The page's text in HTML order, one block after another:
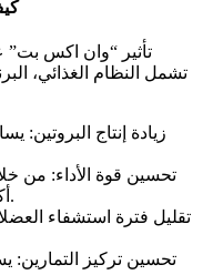
تأثير “وان اكس بت”
تشمل النظام الغذائي،
زيادة إنتاج
تحسين قوة الأداء: من
أكبر وتحقيق المكاسب بشكل أسرع.
تقليل فترة استشفاء
تحسين تركيز التمارين: